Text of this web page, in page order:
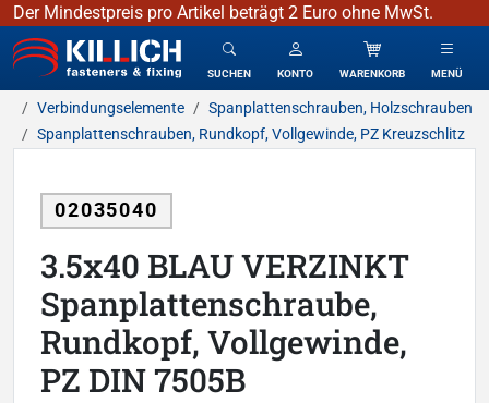
Der Mindestpreis pro Artikel beträgt 2 Euro ohne MwSt.
KILLICH - Verbindungselemente
SUCHEN KONTO WARENKORB MENÜ
Verbindungselemente
Spanplattenschrauben, Holzschrauben
Spanplattenschrauben, Rundkopf, Vollgewinde, PZ Kreuzschlitz
02035040
3.5x40 BLAU VERZINKT
Spanplattenschraube,
Rundkopf, Vollgewinde,
PZ DIN 7505B